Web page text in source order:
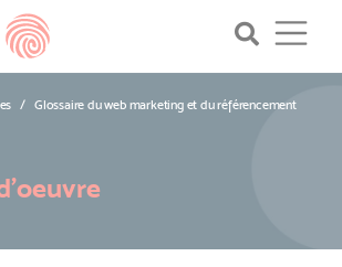
Glossaire du web marketing et du référencement